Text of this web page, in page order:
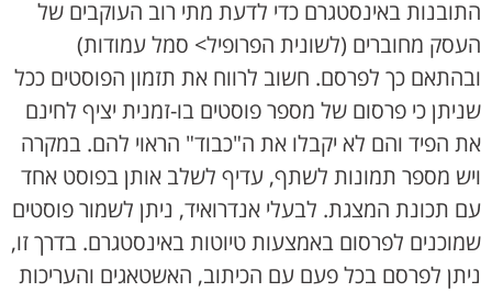
התובנות באינסטגרם כדי לדעת מתי רוב העוקבים של
העסק מחוברים (לשונית הפרופיל> סמל עמודות)
ובהתאם כך לפרסם. חשוב לרווח את תזמון הפוסטים ככל
שניתן כי פרסום של מספר פוסטים בו-זמנית יציף לחינם
את הפיד והם לא יקבלו את ה"כבוד" הראוי להם. במקרה
ויש מספר תמונות לשתף, עדיף לשלב אותן בפוסט אחד
עם תכונת המצגת. לבעלי אנדרואיד, ניתן לשמור פוסטים
שמוכנים לפרסום באמצעות טיוטות באינסטגרם. בדרך זו,
ניתן לפרסם בכל פעם עם הכיתוב, האשטאגים והעריכות